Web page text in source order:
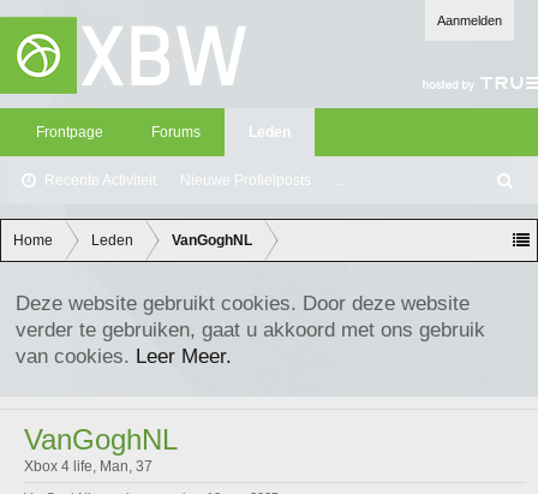
Aanmelden
Frontpage Forums Leden
Recente Activiteit Nieuwe Profielposts ...
oe
ke
n
Home Leden VanGoghNL
Deze website gebruikt cookies. Door deze website
verder te gebruiken, gaat u akkoord met ons gebruik
van cookies. Leer Meer.
VanGoghNL
Xbox 4 life, Man, 37